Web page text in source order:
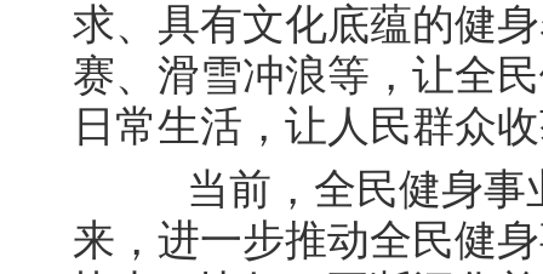
求、具有文化底蕴的健
赛、滑雪冲浪等，让全
日常生活，让人民群众
当前，全民健身事
来，进一步推动全民健